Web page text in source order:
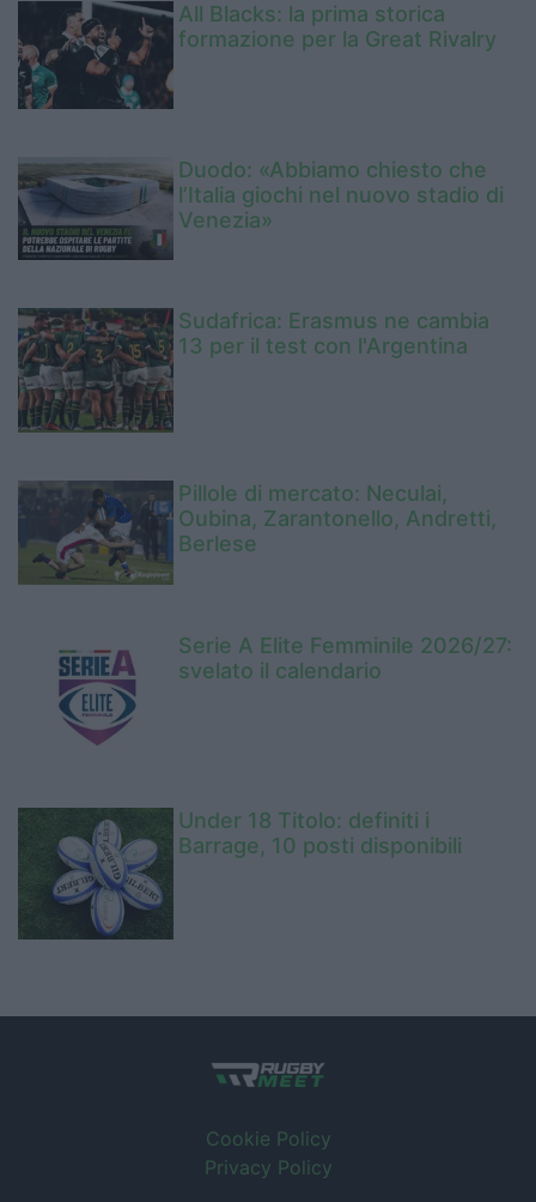
All Blacks: la prima storica
formazione per la Great Rivalry
Duodo: «Abbiamo chiesto che
l’Italia giochi nel nuovo stadio di
Venezia»
Sudafrica: Erasmus ne cambia
13 per il test con l'Argentina
Pillole di mercato: Neculai,
Oubina, Zarantonello, Andretti,
Berlese
Serie A Elite Femminile 2026/27:
svelato il calendario
Under 18 Titolo: definiti i
Barrage, 10 posti disponibili
Cookie Policy
Privacy Policy